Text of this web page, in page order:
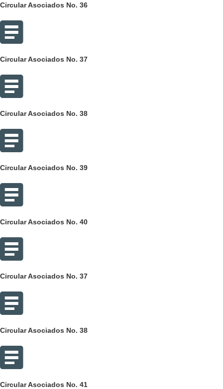
Circular Asociados No. 36
Circular Asociados No. 37
Circular Asociados No. 38
Circular Asociados No. 39
Circular Asociados No. 40
Circular Asociados No. 37
Circular Asociados No. 38
Circular Asociados No. 41